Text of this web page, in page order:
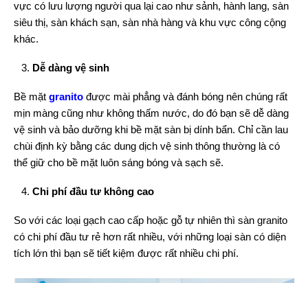
vực có lưu lượng người qua lại cao như sảnh, hành lang, sàn
siêu thị, sàn khách sạn, sàn nhà hàng và khu vực công cộng
khác.
Dễ dàng vệ sinh
Bề mặt granito được mài phẳng và đánh bóng nên chúng rất
mịn màng cũng như không thấm nước, do đó bạn sẽ dễ dàng
vệ sinh và bảo dưỡng khi bề mặt sàn bị dính bẩn. Chỉ cần lau
chùi định kỳ bằng các dung dịch vệ sinh thông thường là có
thể giữ cho bề mặt luôn sáng bóng và sạch sẽ.
Chi phí đầu tư không cao
So với các loại gạch cao cấp hoặc gỗ tự nhiên thì sàn granito
có chi phí đầu tư rẻ hơn rất nhiều, với những loại sàn có diện
tích lớn thì bạn sẽ tiết kiệm được rất nhiều chi phí.